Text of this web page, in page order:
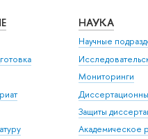
НАУКА
Научные
Мониторинги
Защиты
Академическое